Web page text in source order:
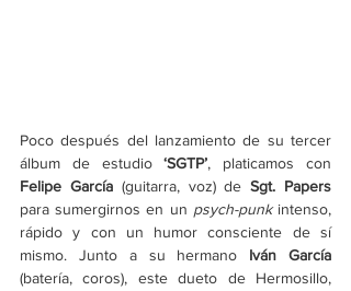
Poco después del lanzamiento de su tercer
álbum de estudio ‘SGTP’
Felipe García (guitarra, voz) de Sgt. Papers
para sumergirnos en un psych-punk intenso,
rápido y con un humor consciente de sí
mismo. Junto a su hermano
(batería, coros), este dueto de Hermosillo,